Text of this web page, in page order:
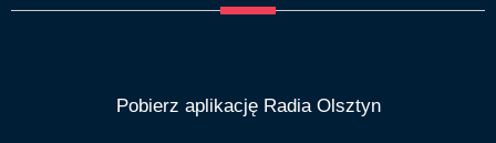
Pobierz aplikację Radia Olsztyn